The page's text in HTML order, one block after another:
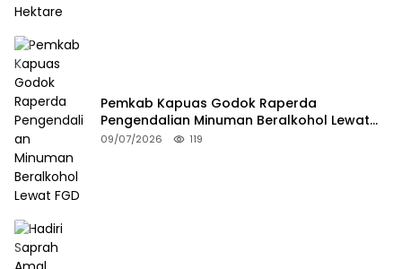
Pemkab Kapuas Godok Raperda
Pengendalian Minuman Beralkohol Lewat
FGD
09/07/2026 119